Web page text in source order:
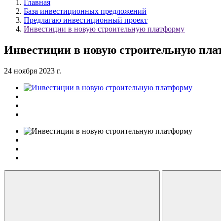
Главная
База инвестиционных предложений
Предлагаю инвестиционный проект
Инвестиции в новую строительную платформу
Инвестиции в новую строительную
24 ноября 2023 г.